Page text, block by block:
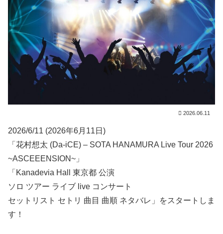
2026.06.11
2026/6/11 (2026年6月11日)
「花村想太 (Da-iCE) – SOTA HANAMURA Live Tour 2026
~ASCEEENSION~」
「Kanadevia Hall 東京都 公演
ソロ ツアー ライブ live コンサート
セットリスト セトリ 曲目 曲順 ネタバレ」をスタートしま
す！